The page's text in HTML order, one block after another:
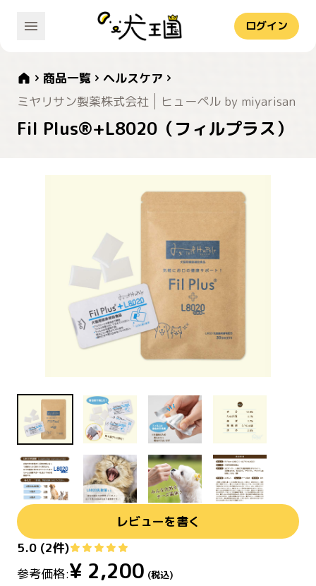
ログイン
商品一覧
ヘルスケア
ミヤリサン製薬株式会社
ヒューペル by miyarisan
Fil Plus®+L8020（フィルプラス）
レビューを書く
5.0 (2件)
参考価格:¥ 2,200 (税込)